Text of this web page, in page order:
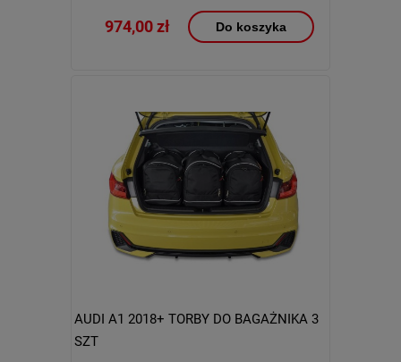
974,00 zł Do koszyka
AUDI A1 2018+ TORBY DO BAGAŻNIKA 3
SZT